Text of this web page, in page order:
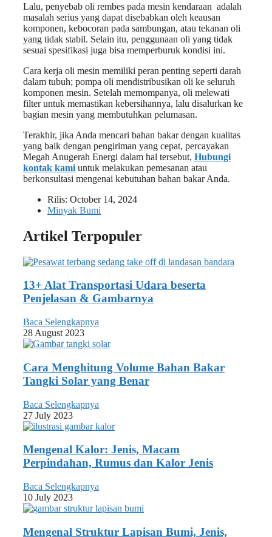
Lalu, penyebab oli rembes pada mesin kendaraan adalah
masalah serius yang dapat disebabkan oleh keausan
komponen, kebocoran pada sambungan, atau tekanan oli
yang tidak stabil. Selain itu, penggunaan oli yang tidak
sesuai spesifikasi juga bisa memperburuk kondisi ini.
Cara kerja oli mesin memiliki peran penting seperti darah
dalam tubuh; pompa oli mendistribusikan oli ke seluruh
komponen mesin. Setelah memompanya, oli melewati
filter untuk memastikan kebersihannya, lalu disalurkan ke
bagian mesin yang membutuhkan pelumasan.
Terakhir, jika Anda mencari bahan bakar dengan kualitas
yang baik dengan pengiriman yang cepat, percayakan
Megah Anugerah Energi dalam hal tersebut, Hubungi
kontak kami untuk melakukan pemesanan atau
berkonsultasi mengenai kebutuhan bahan bakar Anda.
Rilis: October 14, 2024
Minyak Bumi
Artikel Terpopuler
13+ Alat Transportasi Udara beserta
Penjelasan & Gambarnya
Baca Selengkapnya
28 August 2023
Cara Menghitung Volume Bahan Bakar
Tangki Solar yang Benar
Baca Selengkapnya
27 July 2023
Mengenal Kalor: Jenis, Macam
Perpindahan, Rumus dan Kalor Jenis
Baca Selengkapnya
10 July 2023
Mengenal Struktur Lapisan Bumi, Jenis,